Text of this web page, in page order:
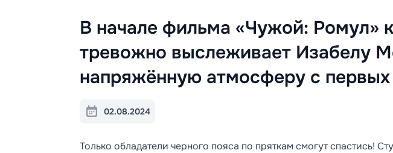
В начале фильма «Чужой: Ромул»
тревожно выслеживает Изабелу
напряжённую атмосферу с первых
02.08.2024
Только обладатели черного пояса по пряткам смогут спастись!